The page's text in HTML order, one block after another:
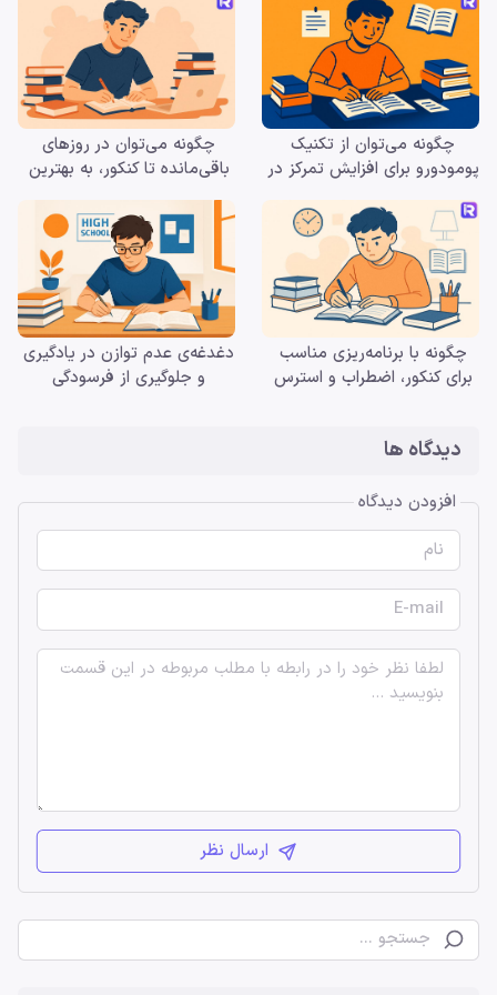
چگونه می‌توان از تکنیک
پومودورو برای افزایش تمرکز در
درس خواندن استفاده کرد؟
چگونه می‌توان در روزهای
باقی‌مانده تا کنکور، به بهترین
روش مطالعه کرد؟
چگونه با برنامه‌ریزی مناسب
برای کنکور، اضطراب و استرس
دغدغه‌ی عدم توازن در یادگیری
و جلوگیری از فرسودگی
دیدگاه ها
افزودن دیدگاه
ارسال نظر